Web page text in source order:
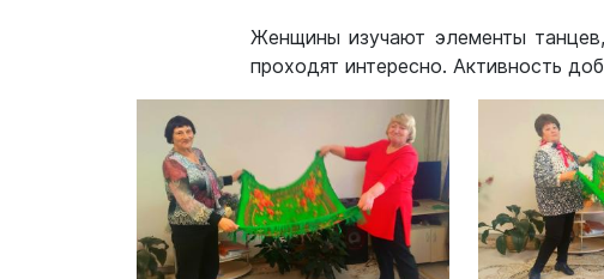
Женщины изучают элементы
проходят интересно. Активность